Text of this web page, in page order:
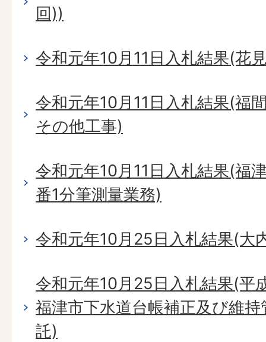
回))
令和元年10月11日入札結果(花
令和元年10月11日入札結果(福
その他工事)
令和元年10月11日入札結果(福
番1分筆測量業務)
令和元年10月25日入札結果(大
令和元年10月25日入札結果(平
福津市下水道台帳補正及び維
託)